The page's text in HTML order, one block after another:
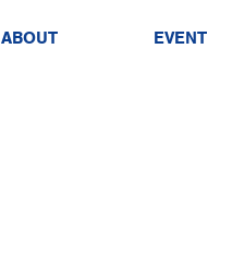
ABOUT EVENT